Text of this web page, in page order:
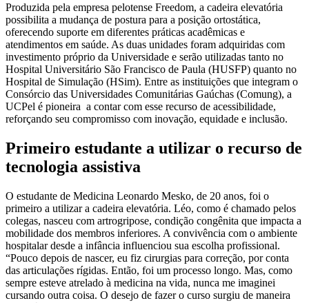
Produzida pela empresa pelotense Freedom, a cadeira elevatória
possibilita a mudança de postura para a posição ortostática,
oferecendo suporte em diferentes práticas acadêmicas e
atendimentos em saúde. As duas unidades foram adquiridas com
investimento próprio da Universidade e serão utilizadas tanto no
Hospital Universitário São Francisco de Paula (HUSFP) quanto no
Hospital de Simulação (HSim). Entre as instituições que integram o
Consórcio das Universidades Comunitárias Gaúchas (Comung), a
UCPel é pioneira a contar com esse recurso de acessibilidade,
reforçando seu compromisso com inovação, equidade e inclusão.
Primeiro estudante a utilizar o recurso de
tecnologia assistiva
O estudante de Medicina Leonardo Mesko, de 20 anos, foi o
primeiro a utilizar a cadeira elevatória. Léo, como é chamado pelos
colegas, nasceu com artrogripose, condição congênita que impacta a
mobilidade dos membros inferiores. A convivência com o ambiente
hospitalar desde a infância influenciou sua escolha profissional.
“Pouco depois de nascer, eu fiz cirurgias para correção, por conta
das articulações rígidas. Então, foi um processo longo. Mas, como
sempre esteve atrelado à medicina na vida, nunca me imaginei
cursando outra coisa. O desejo de fazer o curso surgiu de maneira